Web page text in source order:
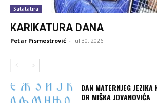
Satatatira
KARIKATURA DANA
Petar Pismestrović - jul 30, 2026
DAN MATERNJEG
DR MIŠKA JOVANOVIĆA